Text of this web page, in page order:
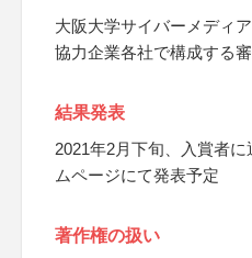
大阪大学サイバーメディ
協力企業各社で構成する
結果発表
2021年2⽉下旬、入賞者
ムページにて発表予定
著作権の扱い